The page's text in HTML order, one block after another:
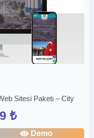
Sitesi Paketi – City
₺
Demo